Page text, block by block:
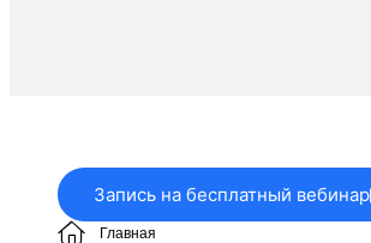
Запись на бесплатный вебинар
Главная